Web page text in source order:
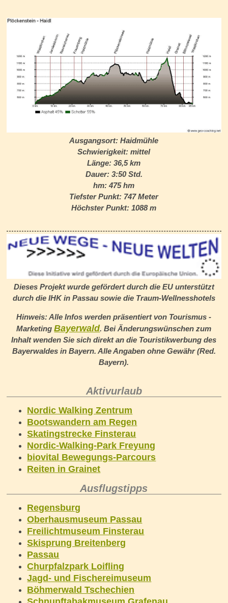
Ausgangsort: Haidmühle
Schwierigkeit: mittel
Länge: 36,5 km
Dauer:3:50 Std.
hm: 475 hm
Tiefster Punkt: 747 Meter
Höchster Punkt: 1088 m
Dieses Projekt wurde gefördert durch die EU unterstützt
durch die IHK in Passau sowie die Traum-Wellnesshotels
Hinweis: Alle Infos werden präsentiert von Tourismus -
MarketingBayerwald. Bei Änderungswünschen zum
Inhalt wenden Sie sich direkt an die Touristikwerbung des
Bayerwaldes in Bayern. Alle Angaben ohne Gewähr (Red.
Bayern).
Aktivurlaub
Nordic Walking Zentrum
Bootswandern am Regen
Skatingstrecke Finsterau
Nordic-Walking-Park Freyung
biovital Bewegungs-Parcours
Reiten in Grainet
Ausflugstipps
Regensburg
Oberhausmuseum Passau
Freilichtmuseum Finsterau
Skisprung Breitenberg
Passau
Churpfalzpark Loifling
Jagd- und Fischereimuseum
Böhmerwald Tschechien